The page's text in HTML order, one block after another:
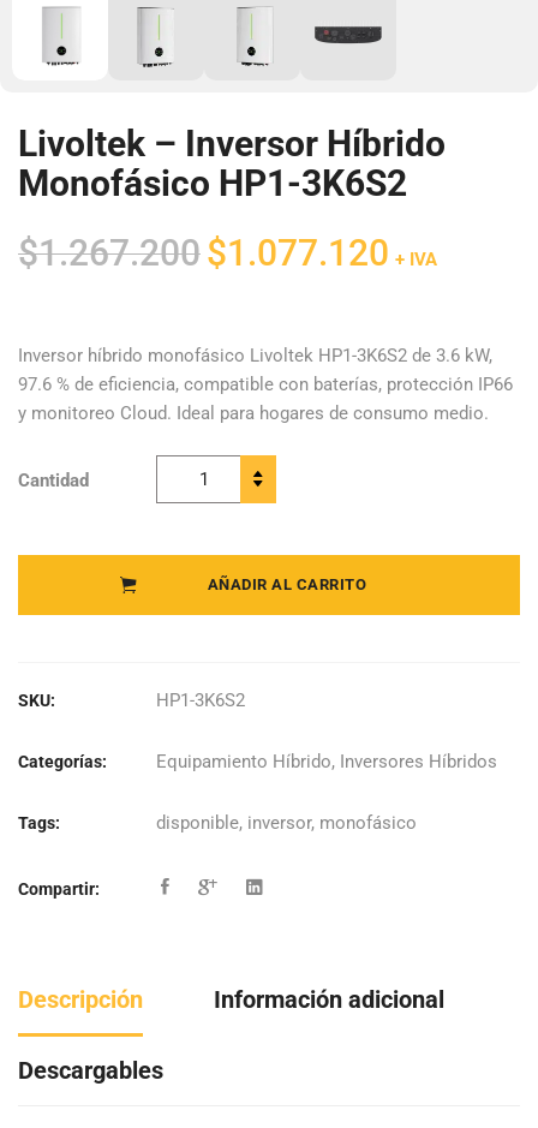
Livoltek – Inversor Híbrido
Monofásico HP1-3K6S2
$1.267.200 El
precio
era:
$1.267.200.
$1.077.120
es:
$1.077.120.
+ IVA
Inversor híbrido monofásico Livoltek HP1-3K6S2 de 3.6 kW,
97.6 % de eficiencia, compatible con baterías, protección IP66
y monitoreo Cloud. Ideal para hogares de consumo medio.
Cantidad
Livoltek -
Inversor
HP1-3K6S2
AÑADIR AL CARRITO
SKU: HP1-3K6S2
Categorías: Equipamiento Híbrido, Inversores Híbridos
Tags: disponible, inversor, monofásico
Compartir:
Descripción Información adicional
Descargables